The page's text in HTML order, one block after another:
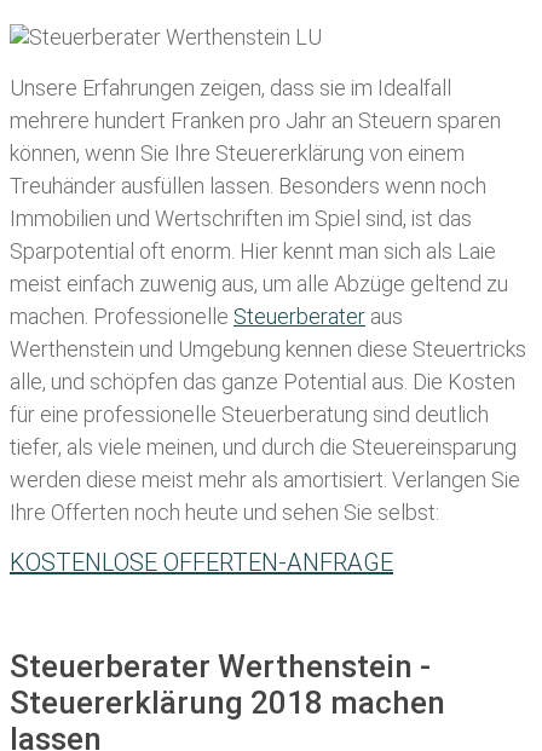
Unsere Erfahrungen zeigen, dass sie im Idealfall
mehrere hundert Franken pro Jahr an Steuern sparen
können, wenn Sie Ihre Steuererklärung von einem
Treuhänder ausfüllen lassen . Besonders wenn noch
Immobilien und Wertschriften im Spiel sind, ist das
Sparpotential oft enorm. Hier kennt man sich als Laie
meist einfach zuwenig aus, um alle Abzüge geltend zu
machen. Professionelle Steuerberater aus
Werthenstein und Umgebung kennen diese Steuertricks
alle, und schöpfen das ganze Potential aus. Die Kosten
für eine professionelle Steuerberatung sind deutlich
tiefer, als viele meinen, und durch die Steuereinsparung
werden diese meist mehr als amortisiert. Verlangen Sie
Ihre Offerten noch heute und sehen Sie selbst:
KOSTENLOSE OFFERTEN-ANFRAGE
Steuerberater Werthenstein -
Steuererklärung 2018 machen
lassen